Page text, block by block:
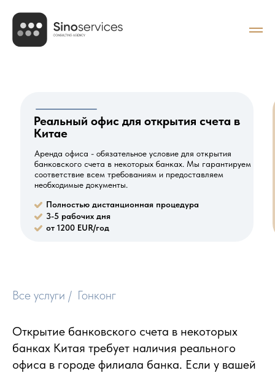
Реальный офис для открытия счета в
Китае
Полностью дистанционная процедура
3-5 рабочих дня
от 1200 EUR/год
Аренда офиса - обязательное условие для открытия
банковского счета в некоторых банках. Мы гарантируем
соответствие всем требованиям и предоставляем
необходимые документы.
Все услуги / Гонконг
Открытие банковского счета в некоторых
банках Китая требует наличия реального
офиса в городе филиала банка. Если у вашей